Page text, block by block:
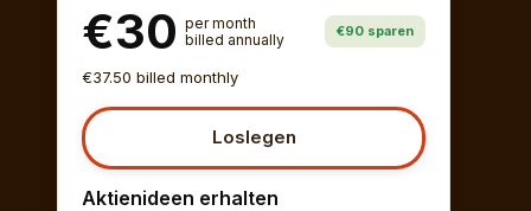
€30 per month
billed annually
€90 sparen
€37.50 billed monthly
Loslegen
Aktienideen erhalten